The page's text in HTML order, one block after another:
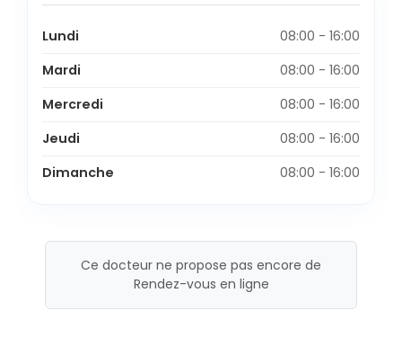
Lundi
08:00 - 16:00
Mardi
08:00 - 16:00
Mercredi
08:00 - 16:00
Jeudi
08:00 - 16:00
Dimanche
08:00 - 16:00
Ce docteur ne propose pas encore de
Rendez-vous en ligne